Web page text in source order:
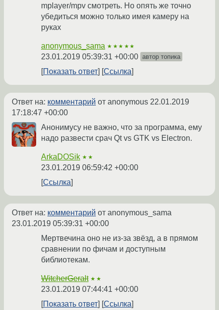
mplayer/mpv cмотреть. Но опять же точно
убедиться можно только имея камеру на
руках
anonymous_sama ★★★★★
23.01.2019 05:39:31 +00:00 автор топика
Показать ответ Ссылка
Ответ на: комментарий от anonymous 22.01.2019
17:18:47 +00:00
Анонимусу не важно, что за программа, ему
надо развести срач Qt vs GTK vs Electron.
ArkaDOSik ★★
23.01.2019 06:59:42 +00:00
Ссылка
Ответ на: комментарий от anonymous_sama
23.01.2019 05:39:31 +00:00
Мертвечина оно не из-за звёзд, а в прямом
сравнении по фичам и доступным
библиотекам.
WitcherGeralt ★★
23.01.2019 07:44:41 +00:00
Показать ответ
Ссылка